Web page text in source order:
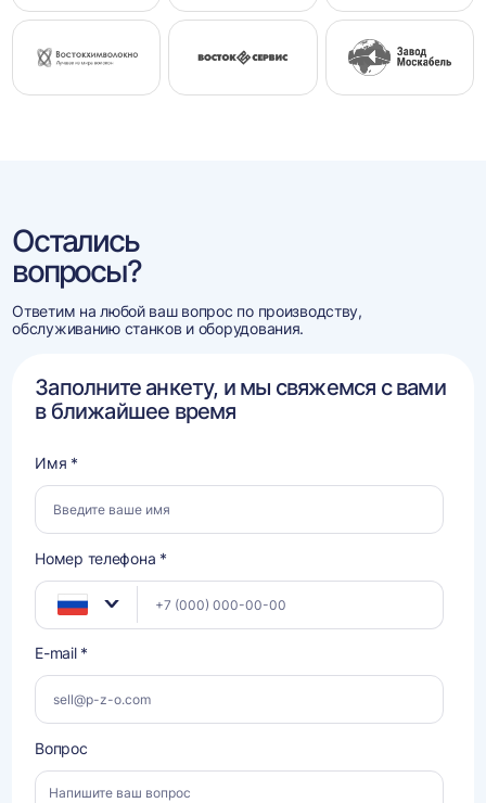
Остались
вопросы?
Ответим на любой ваш вопрос по производству,
обслуживанию станков и оборудования.
Заполните анкету, и мы свяжемся с вами
в ближайшее время
Имя *
Номер телефона *
E-mail *
Вопрос